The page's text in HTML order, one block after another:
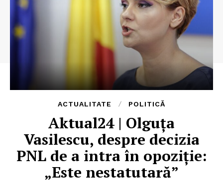
ACTUALITATE POLITICĂ
Aktual24 | Olguța
Vasilescu, despre decizia
PNL de a intra în opoziție:
„Este nestatutară”